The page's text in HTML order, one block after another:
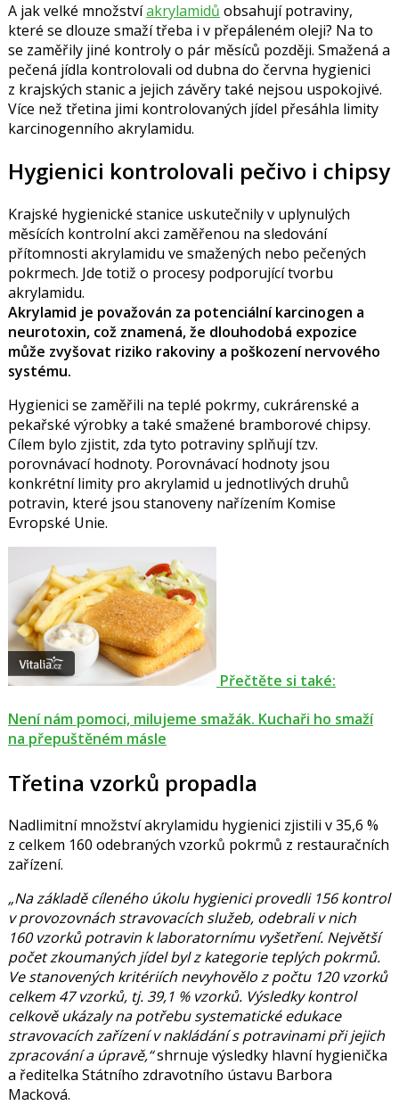
A jak velké množstvíakrylamidů obsahují potraviny,
které se dlouze smaží třeba i v přepáleném oleji? Na to
se zaměřily jiné kontroly o pár měsíců později. Smažená a
pečená jídla kontrolovali od dubna do června hygienici
z krajských stanic a jejich závěry také nejsou uspokojivé.
Více než třetina jimi kontrolovaných jídel přesáhla limity
karcinogenního akrylamidu.
Hygienici kontrolovali pečivo i chipsy
Krajské hygienické stanice uskutečnily v uplynulých
měsících kontrolní akci zaměřenou na sledování
přítomnosti akrylamidu ve smažených nebo pečených
pokrmech. Jde totiž o procesy podporující tvorbu
akrylamidu.
Akrylamid je považován za potenciální karcinogen a
neurotoxin, což znamená, že dlouhodobá expozice
může zvyšovat riziko rakoviny a poškození nervového
systému.
Hygienici se zaměřili na teplé pokrmy, cukrárenské a
pekařské výrobky a také smažené bramborové chipsy.
Cílem bylo zjistit, zda tyto potraviny splňují tzv.
porovnávací hodnoty. Porovnávací hodnoty jsou
konkrétní limity pro akrylamid u jednotlivých druhů
potravin, které jsou stanoveny nařízením Komise
Evropské Unie.
Přečtěte si také:
Není nám pomoci, milujeme smažák. Kuchaři ho smaží
na přepuštěném másle
Třetina vzorků propadla
Nadlimitní množství akrylamidu hygienici zjistili v 35,6 %
z celkem 160 odebraných vzorků pokrmů z restauračních
zařízení.
„Na základě cíleného úkolu hygienici provedli 156 kontrol
v provozovnách stravovacích služeb, odebrali v nich
160 vzorků potravin k laboratornímu vyšetření. Největší
počet zkoumaných jídel byl z kategorie teplých pokrmů.
Ve stanovených kritériích nevyhovělo z počtu 120 vzorků
celkem 47 vzorků, tj. 39,1 % vzorků. Výsledky kontrol
celkově ukázaly na potřebu systematické edukace
stravovacích zařízení v nakládání s potravinami při jejich
zpracování a úpravě,“shrnuje výsledky hlavní hygienička
a ředitelka Státního zdravotního ústavu Barbora
Macková.